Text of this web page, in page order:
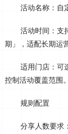
活动名称：自
活动时间：支
期」，适配长期运
适用门店：可
控制活动覆盖范围。
规则配置
分享人数要求